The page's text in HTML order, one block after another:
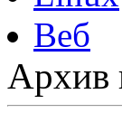
Веб
Архив